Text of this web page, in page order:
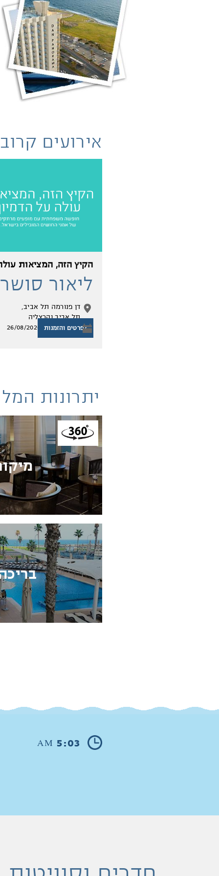
אירועים
הקיץ הזה, המציאות
ליאור סושרד
לשלב אירוח קייצי ה
דן פנורמה תל אביב
תל אביב והרצליה
26/08/2026-26/08/2026
לפרטים והזמנות
יתרונות
5:03
AM